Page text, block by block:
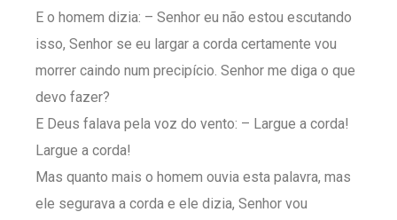
E o homem dizia: – Senhor eu não estou escutando
isso, Senhor se eu largar a corda certamente vou
morrer caindo num precipício. Senhor me diga o que
devo fazer?
E Deus falava pela voz do vento: – Largue a corda!
Largue a corda!
Mas quanto mais o homem ouvia esta palavra, mas
ele segurava a corda e ele dizia, Senhor vou